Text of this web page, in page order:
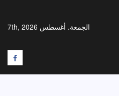
الجمعة. أغسطس 7th, 2026
F